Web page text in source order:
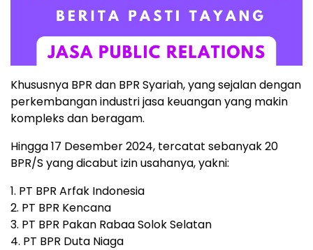
Khususnya BPR dan BPR Syariah, yang sejalan dengan
perkembangan industri jasa keuangan yang makin
kompleks dan beragam.
Hingga 17 Desember 2024, tercatat sebanyak 20
BPR/S yang dicabut izin usahanya, yakni:
1. PT BPR Arfak Indonesia
2. PT BPR Kencana
3. PT BPR Pakan Rabaa Solok Selatan
4. PT BPR Duta Niaga